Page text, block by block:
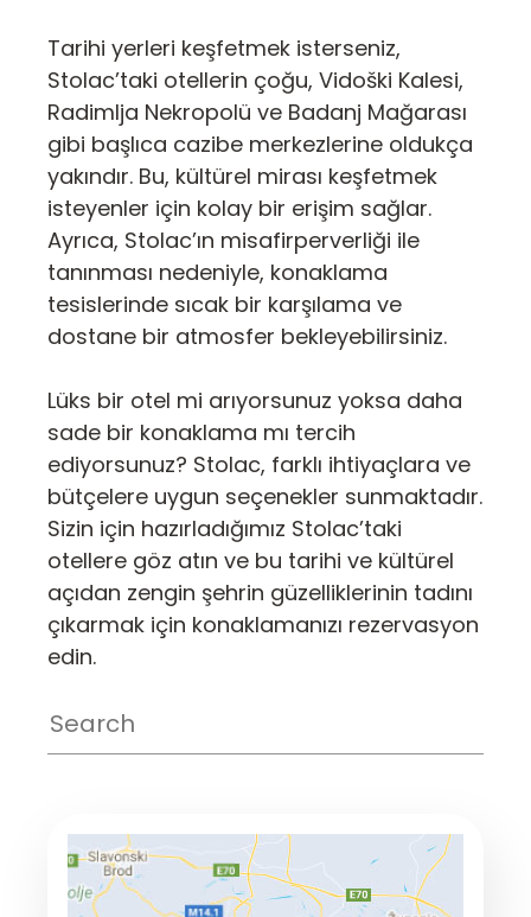
Tarihi yerleri keşfetmek isterseniz,
Stolac’taki otellerin çoğu, Vidoški Kalesi,
Radimlja Nekropolü ve Badanj Mağarası
gibi başlıca cazibe merkezlerine oldukça
yakındır. Bu, kültürel mirası keşfetmek
isteyenler için kolay bir erişim sağlar.
Ayrıca, Stolac’ın misafirperverliği ile
tanınması nedeniyle, konaklama
tesislerinde sıcak bir karşılama ve
dostane bir atmosfer bekleyebilirsiniz.
Lüks bir otel mi arıyorsunuz yoksa daha
sade bir konaklama mı tercih
ediyorsunuz? Stolac, farklı ihtiyaçlara ve
bütçelere uygun seçenekler sunmaktadır.
Sizin için hazırladığımız Stolac’taki
otellere göz atın ve bu tarihi ve kültürel
açıdan zengin şehrin güzelliklerinin tadını
çıkarmak için konaklamanızı rezervasyon
edin.